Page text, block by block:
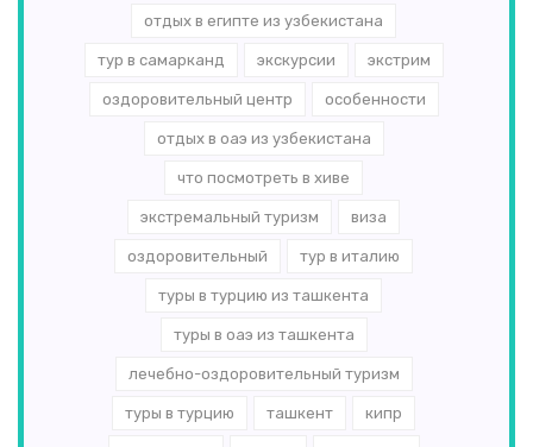
отдых в египте из узбекистана
тур в самарканд экскурсии экстрим
оздоровительный центр особенности
отдых в оаэ из узбекистана
что посмотреть в хиве
экстремальный туризм виза
оздоровительный тур в италию
туры в турцию из ташкента
туры в оаэ из ташкента
лечебно-оздоровительный туризм
туры в турцию ташкент кипр